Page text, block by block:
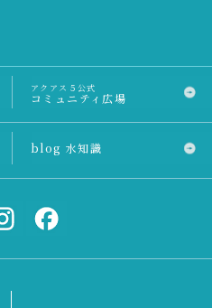
アクアス５公式
コミュニティ広場
blog 水知識